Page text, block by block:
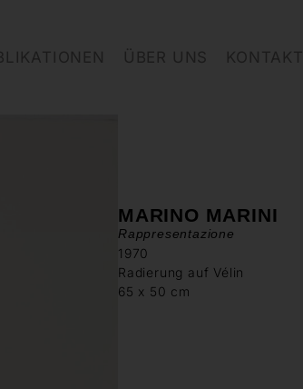
ÜBER UNS KONTAKT
MARINO MARINI
Rappresentazione
1970
Radierung auf Vélin
65 x 50 cm